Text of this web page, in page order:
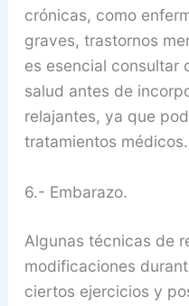
crónicas, como
graves, trastornos
es esencial consultar
salud antes de
relajantes, ya que
tratamientos médicos.
6.- Embarazo.
Algunas técnicas de
modificaciones
ciertos ejercicios y